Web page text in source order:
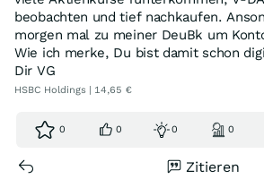
beobachten und tief nachkaufen.
morgen mal zu meiner DeuBk um
Wie ich merke, Du bist damit schon
Dir VG
HSBC Holdings | 14,65 €
0 0 0 0
Zitieren